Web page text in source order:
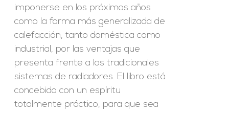
imponerse en los próximos años
como la forma más generalizada de
calefacción, tanto doméstica como
industrial, por las ventajas que
presenta frente a los tradicionales
sistemas de radiadores. El libro está
concebido con un espíritu
totalmente práctico, para que sea